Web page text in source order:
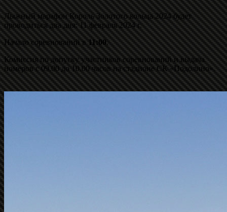
Лыжный марафон Король Золотого кольца 2024 будет
проводиться два дня: 11 февраля 2024 г.
Начало соревнований в11:00.
Комиссия по допуску участников соревнований и выдача
номеров с 09.00 до 10.00 часов на стадионе СК «Подолино».